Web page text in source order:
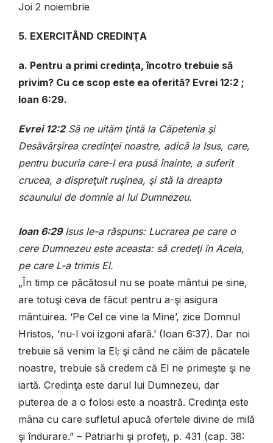
Joi 2 noiembrie
5. EXERCITÂND CREDINŢA
a. Pentru a primi credinţa, încotro trebuie să
privim? Cu ce scop este ea oferită? Evrei 12:2 ;
Ioan 6:29.
Evrei 12:2Să ne uităm ţintă la Căpetenia şi
Desăvârşirea credinţei noastre, adică la Isus, care,
pentru bucuria care-I era pusă înainte, a suferit
crucea, a dispreţuit ruşinea, şi stă la dreapta
scaunului de domnie al lui Dumnezeu.
Ioan 6:29Isus le-a răspuns: Lucrarea pe care o
cere Dumnezeu este aceasta: să credeţi în Acela,
pe care L-a trimis El.
„În timp ce păcătosul nu se poate mântui pe sine,
are totuşi ceva de făcut pentru a-şi asigura
mântuirea. ‘Pe Cel ce vine la Mine’, zice Domnul
Hristos, ‘nu-l voi izgoni afară.’ (Ioan 6:37). Dar noi
trebuie să venim la El; şi când ne căim de păcatele
noastre, trebuie să credem că El ne primeşte şi ne
iartă. Credinţa este darul lui Dumnezeu, dar
puterea de a o folosi este a noastră. Credinţa este
mâna cu care sufletul apucă ofertele divine de milă
şi îndurare.” – Patriarhi şi profeţi, p. 431 (cap. 38: